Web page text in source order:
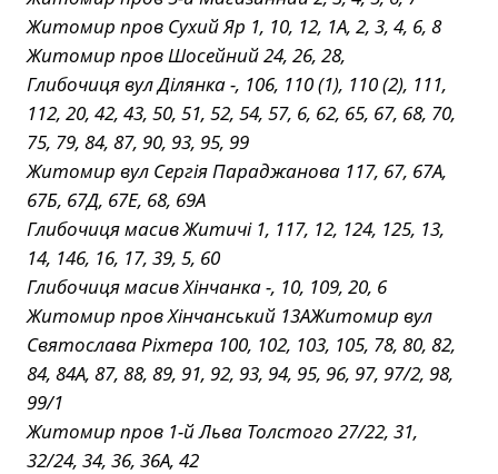
Житомир пров Сухий Яр 1, 10, 12, 1А, 2, 3, 4, 6, 8
Житомир пров Шосейний 24, 26, 28,
Глибочиця вул Ділянка -, 106, 110 (1), 110 (2), 111,
112, 20, 42, 43, 50, 51, 52, 54, 57, 6, 62, 65, 67, 68, 70,
75, 79, 84, 87, 90, 93, 95, 99
Житомир вул Сергія Параджанова 117, 67, 67А,
67Б, 67Д, 67Е, 68, 69А
Глибочиця масив Житичі 1, 117, 12, 124, 125, 13,
14, 146, 16, 17, 39, 5, 60
Глибочиця масив Хінчанка -, 10, 109, 20, 6
Житомир пров Хінчанський 13АЖитомир вул
Святослава Ріхтера 100, 102, 103, 105, 78, 80, 82,
84, 84А, 87, 88, 89, 91, 92, 93, 94, 95, 96, 97, 97/2, 98,
99/1
Житомир пров 1-й Льва Толстого 27/22, 31,
32/24, 34, 36, 36А, 42